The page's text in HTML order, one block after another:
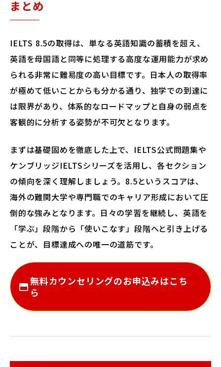
まとめ
IELTS 8.5の取得は、単なる英語知識の蓄積を超え、
英語を母国語と同等に処理する高度な運用能力が求め
られる非常に難易度の高い目標です。日本人の取得率
が極めて低いことからも分かる通り、独学での到達に
は限界があり、体系的なロードマップと自身の弱点を
客観的に分析する姿勢が不可欠となります。
まずは基礎固めを徹底した上で、IELTS公式問題集や
ケンブリッジIELTSシリーズを活用し、各セクション
の傾向を深く理解しましょう。8.5というスコアは、
海外の難関大学や専門職でのキャリア形成において圧
倒的な強みとなります。日々の学習を継続し、英語を
「学ぶ」段階から「使いこなす」段階へと引き上げる
ことが、目標達成への唯一の道筋です。
無料カウンセリングのお申込みはこち
ら